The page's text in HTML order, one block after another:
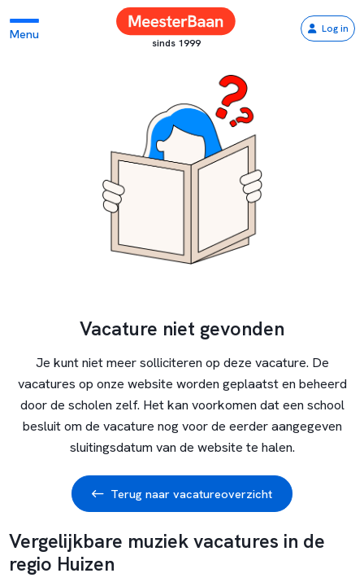
Menu
sinds 1999
Log in
Vacature niet gevonden
Je kunt niet meer solliciteren op deze vacature. De
vacatures op onze website worden geplaatst en beheerd
door de scholen zelf. Het kan voorkomen dat een school
besluit om de vacature nog voor de eerder aangegeven
sluitingsdatum van de website te halen.
Terug naar vacatureoverzicht
Vergelijkbare muziek vacatures in de
regio Huizen